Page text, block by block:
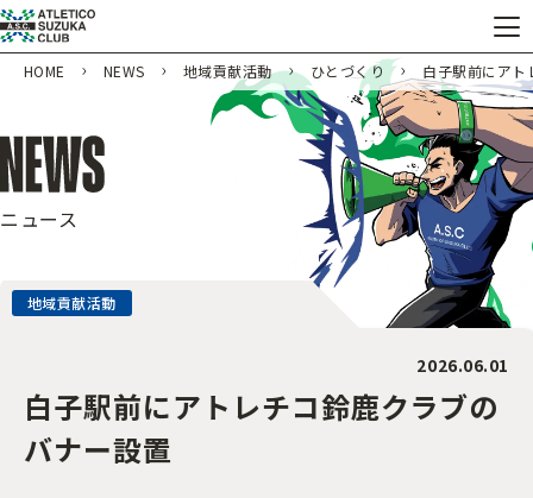
HOME NEWS 地域貢献活動 ひとづくり 白子駅前にアト
ニュース
地域貢献活動
2026.06.01
白子駅前にアトレチコ鈴鹿クラブの
バナー設置